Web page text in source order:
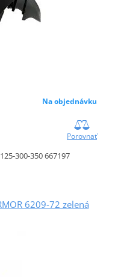
Na objednávku
Porovnať
300-350 667197
6209-72 zelená